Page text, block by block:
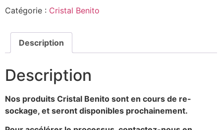
Catégorie : Cristal Benito
Description
Description
Nos produits Cristal Benito sont en cours de re-
sockage, et seront disponibles prochainement.